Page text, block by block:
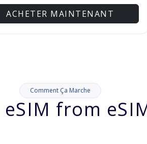
ACHETER MAINTENANT
Comment Ça Marche
from